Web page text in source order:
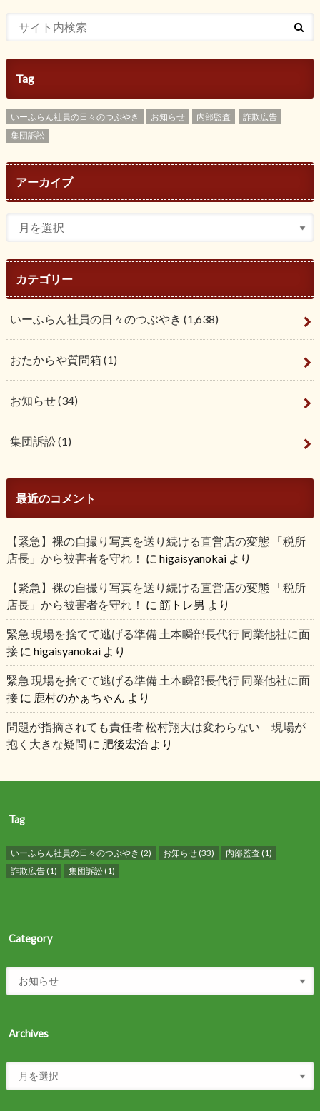
Tag
いーふらん社員の日々のつぶやき お知らせ 内部監査
詐欺広告
集団訴訟
アーカイブ
カテゴリー
いーふらん社員の日々のつぶやき (1,638)
おたからや質問箱 (1)
お知らせ(34)
集団訴訟(1)
最近のコメント
【緊急】裸の自撮り写真を送り続ける直営店の変態 「税所
店長」から被害者を守れ！ に higaisyanokaiより
【緊急】裸の自撮り写真を送り続ける直営店の変態 「税所
店長」から被害者を守れ！ に 筋トレ男 より
緊急 現場を捨てて逃げる準備 土本瞬部長代行 同業他社に面
接に higaisyanokaiより
緊急 現場を捨てて逃げる準備 土本瞬部長代行 同業他社に面
接に 鹿村のかぁちゃん より
問題が指摘されても責任者 松村翔大は変わらない 現場が
抱く大きな疑問 に 肥後宏治より
Tag
いーふらん社員の日々のつぶやき (2) お知らせ(33) 内部監査 (1)
詐欺広告(1) 集団訴訟(1)
Category
Archives